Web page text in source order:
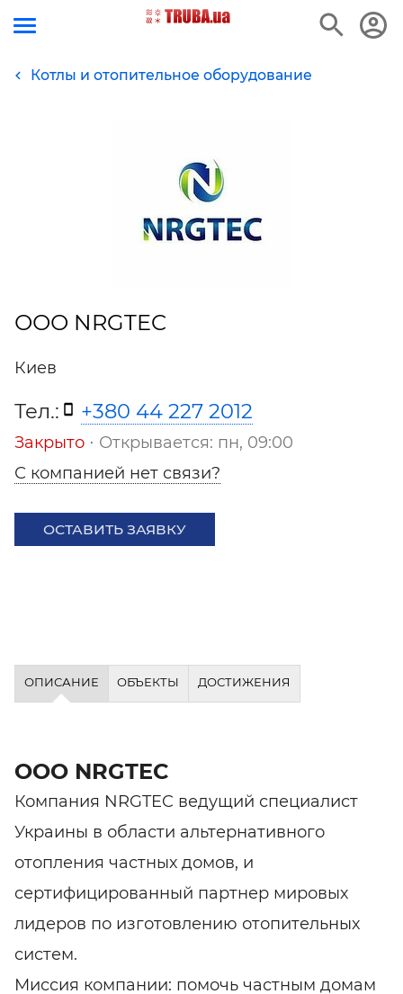
Котлы и отопительное оборудование
ООО NRGTEC
Киев
Тел.: +380 44 227 2012
Закрыто ⋅ Открывается: пн, 09:00
С компанией нет связи?
ОСТАВИТЬ ЗАЯВКУ
ОПИСАНИЕ ОБЪЕКТЫ ДОСТИЖЕНИЯ
ООО NRGTEC
Компания NRGTEC ведущий специалист
Украины в области альтернативного
отопления частных домов, и
сертифицированный партнер мировых
лидеров по изготовлению отопительных
систем.
Миссия компании: помочь частным домам